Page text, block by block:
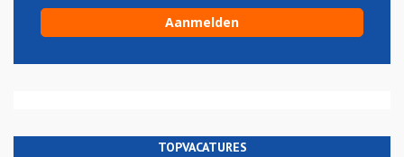
TOPVACATURES